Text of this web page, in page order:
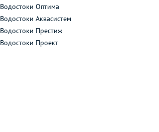
Водостоки Оптима
Водостоки Аквасистем
Водостоки Престиж
Водостоки Проект